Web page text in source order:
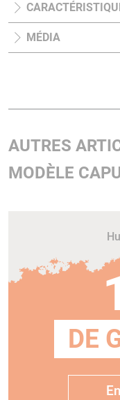
MÉDIA
AUTRES
MODÈLE
DE